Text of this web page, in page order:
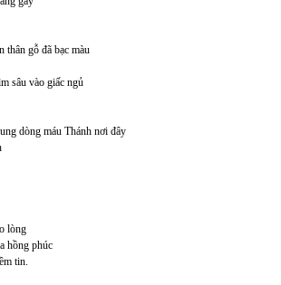
thân gỗ đã bạc màu
sâu vào giấc ngủ
dòng máu Thánh nơi đây
lòng
hồng phúc
tin.